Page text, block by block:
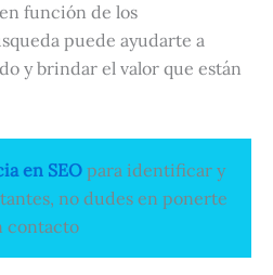
función de los
puede ayudarte a
y brindar el valor que están
en SEOpara identificar y
no dudes en ponerte
contacto